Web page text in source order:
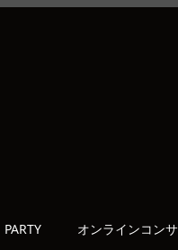
PARTY オンラインコン